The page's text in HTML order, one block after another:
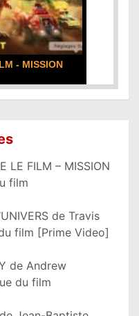
- MISSION
LE FILM – MISSION
film
de Travis
film [Prime Video]
de Andrew
du film